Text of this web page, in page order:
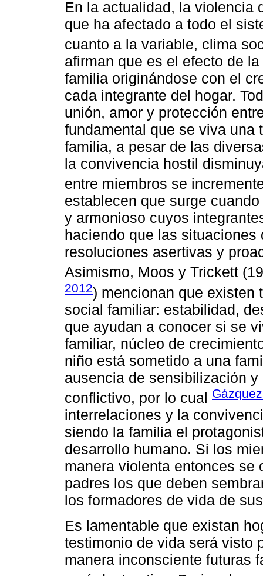
En la actualidad, la violencia
que ha afectado a todo el
cuanto a la variable, clima
afirman que es el efecto de
familia originándose con el
cada integrante del hogar.
unión, amor y protección
fundamental que se viva una
familia, a pesar de las
la convivencia hostil
entre miembros se
establecen que surge
y armonioso cuyos
haciendo que las
resoluciones asertivas y
Asimismo, Moos y Trickett
2012) mencionan que existen
social familiar: estabilidad,
que ayudan a conocer si se
familiar, núcleo de
niño está sometido a una
ausencia de sensibilización
conflictivo, por lo cual
interrelaciones y la
siendo la familia el
desarrollo humano. Si los
manera violenta entonces se
padres los que deben
los formadores de vida de
Es lamentable que existan
testimonio de vida será visto
manera inconsciente futuras